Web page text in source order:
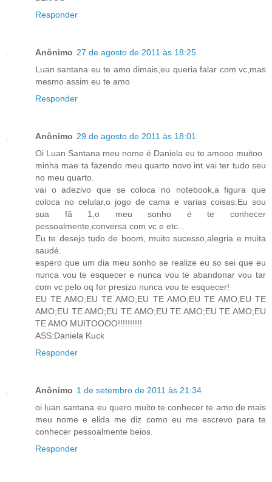
Responder
Anônimo 27 de agosto de 2011 às 18:25
Luan santana eu te amo dimais,eu queria falar com vc,mas
mesmo assim eu te amo
Responder
Anônimo 29 de agosto de 2011 às 18:01
Oi Luan Santana meu nome é Daniela eu te amooo muitoo
minha mae ta fazendo meu quarto novo int vai ter tudo seu
no meu quarto.
vai o adezivo que se coloca no notebook,a figura que
coloca no celular,o jogo de cama e varias coisas.Eu sou
sua fã 1,o meu sonho é te conhecer
pessoalmente,conversa com vc e etc...
Eu te desejo tudo de boom, muito sucesso,alegria e muita
saudé.
espero que um dia meu sonho se realize eu so sei que eu
nunca vou te esquecer e nunca vou te abandonar vou tar
com vc pelo oq for presizo nunca vou te esquecer!
EU TE AMO;EU TE AMO;EU TE AMO;EU TE AMO;EU TE
AMO;EU TE AMO;EU TE AMO;EU TE AMO;EU TE AMO;EU
TE AMO MUITOOOO!!!!!!!!!!
ASS:Daniela Kuck
Responder
Anônimo 1 de setembro de 2011 às 21:34
oi luan santana eu quero muito te conhecer te amo de mais
meu nome e elida me diz como eu me escrevo para te
conhecer pessoalmente beios.
Responder